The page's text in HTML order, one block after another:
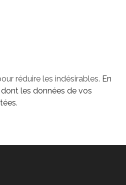
réduire les indésirables. En
les données de vos
.